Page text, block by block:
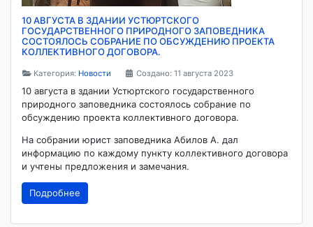
10 АВГУСТА В ЗДАНИИ УСТЮРТСКОГО
ГОСУДАРСТВЕННОГО ПРИРОДНОГО ЗАПОВЕДНИКА
СОСТОЯЛОСЬ СОБРАНИЕ ПО ОБСУЖДЕНИЮ ПРОЕКТА
КОЛЛЕКТИВНОГО ДОГОВОРА.
Категория: Новости Создано: 11 августа 2023
10 августа в здании Устюртского государственного
природного заповедника состоялось собрание по
обсуждению проекта коллективного договора.
На собрании юрист заповедника Абилов А. дал
информацию по каждому пункту коллективного договора
и учтены предложения и замечания.
Подробнее